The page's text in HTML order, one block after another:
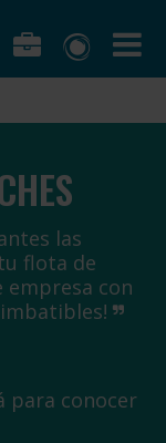
las
flota de
empresa con
para conocer